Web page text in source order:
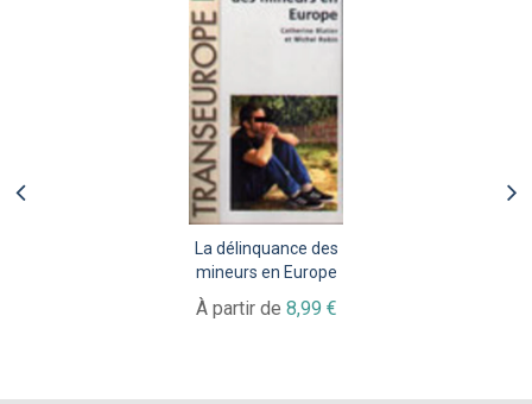
La délinquance des
mineurs en Europe
À partir de 8,99 €